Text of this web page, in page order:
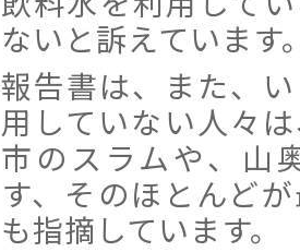
ないと訴えています
報告書は、また、
用していない人々
市のスラムや、山
す、そのほとんど
も指摘しています。